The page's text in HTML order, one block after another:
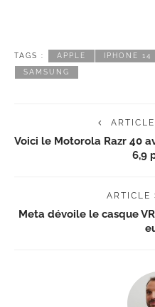
TAGS : APPLE IPHONE 14
SAMSUNG
Voici le Motorola Razr 40
6,9
ARTICLE
Meta dévoile le casque